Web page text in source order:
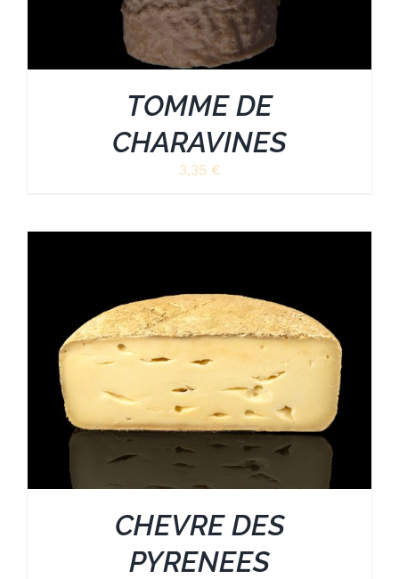
TOMME DE
CHARAVINES
3,35 €
CHEVRE DES
PYRENEES